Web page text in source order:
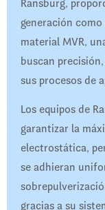
Ransburg,
generación como
material MVR,
buscan
sus procesos de
Los equipos de
garantizar la
electrostática,
se adhieran
gracias a su